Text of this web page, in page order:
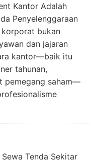
Kantor Adalah
Penyelenggaraan
bukan
dan jajaran
kantor—baik itu
tahunan,
pemegang saham—
Tenda Sekitar